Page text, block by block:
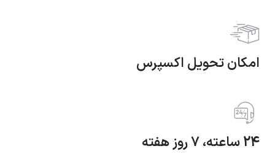
امکان تحویل اکسپرس
24 ساعته، 7 روز هفته